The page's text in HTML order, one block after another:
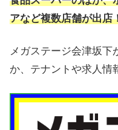
アなど複数店舗が出店
メガステージ会津坂下
か、テナントや求人情